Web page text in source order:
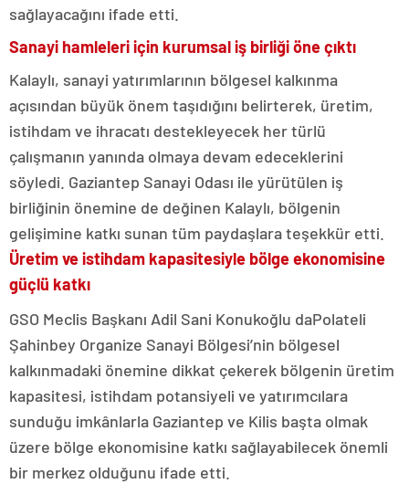
sağlayacağını ifade etti.
Sanayi hamleleri için kurumsal iş birliği öne çıktı
Kalaylı, sanayi yatırımlarının bölgesel kalkınma
açısından büyük önem taşıdığını belirterek, üretim,
istihdam ve ihracatı destekleyecek her türlü
çalışmanın yanında olmaya devam edeceklerini
söyledi. Gaziantep Sanayi Odası ile yürütülen iş
birliğinin önemine de değinen Kalaylı, bölgenin
gelişimine katkı sunan tüm paydaşlara teşekkür etti.
Üretim ve istihdam kapasitesiyle bölge ekonomisine
güçlü katkı
GSO Meclis Başkanı Adil Sani Konukoğlu daPolateli
Şahinbey Organize Sanayi Bölgesi’nin bölgesel
kalkınmadaki önemine dikkat çekerek bölgenin üretim
kapasitesi, istihdam potansiyeli ve yatırımcılara
sunduğu imkânlarla Gaziantep ve Kilis başta olmak
üzere bölge ekonomisine katkı sağlayabilecek önemli
bir merkez olduğunu ifade etti.